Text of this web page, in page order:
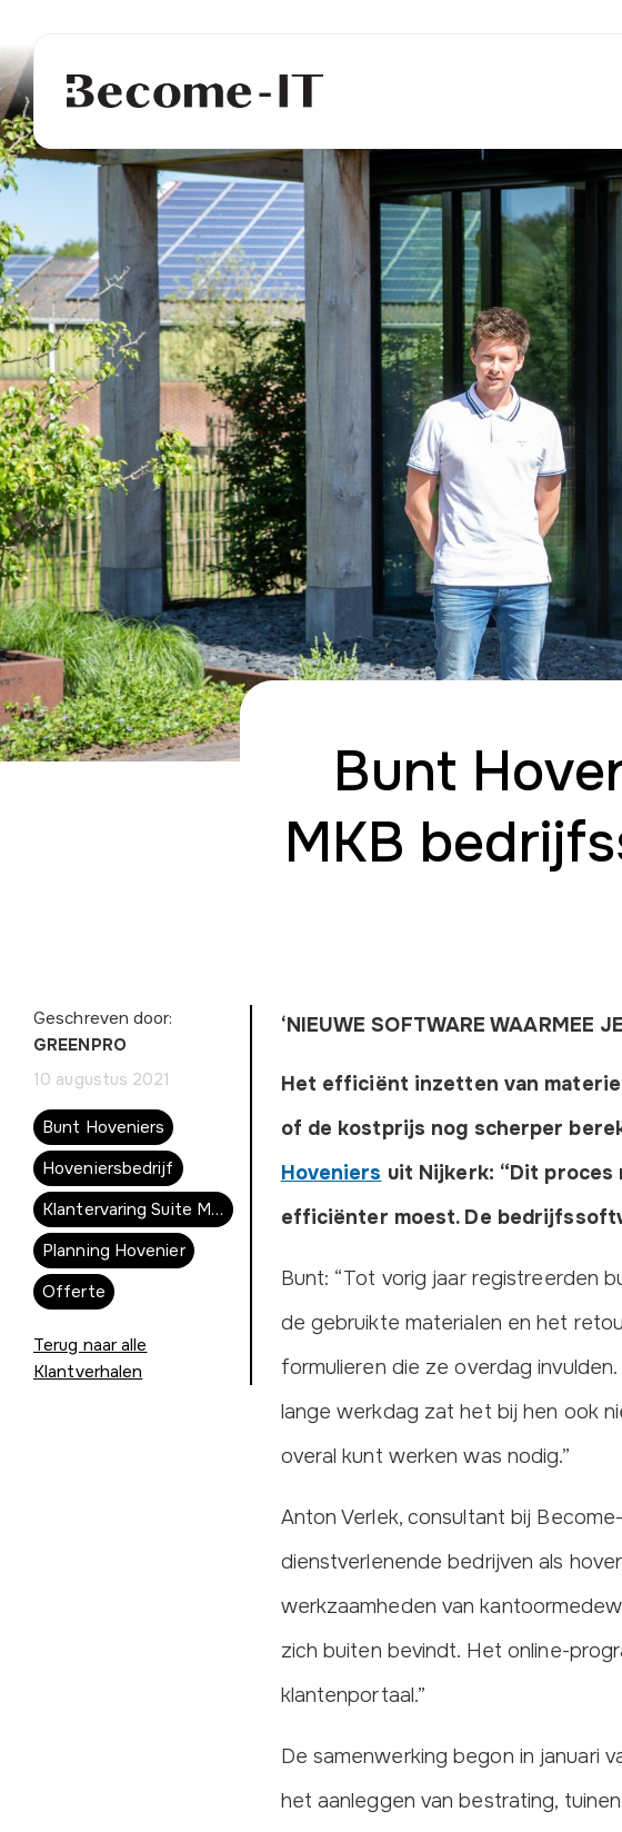
Bunt
MKB
Geschreven door:
GREENPRO
10 augustus 2021
Bunt Hoveniers
Hoveniersbedrijf
Klantervaring Suite MKB
Planning Hovenier
Offerte
Terug naar alle
Klantverhalen
‘NIEUWE SOFTWARE WAARMEE
Het efficiënt inzetten van
of de kostprijs nog scherper
Hoveniers uit Nijkerk: “Dit proces
efficiënter moest. De
Bunt: “Tot vorig jaar registreerden
de gebruikte materialen en het
formulieren die ze overdag
lange werkdag zat het bij hen ook
overal kunt werken was nodig.”
Anton Verlek, consultant bij
dienstverlenende bedrijven als
werkzaamheden van
zich buiten bevindt. Het online-
klantenportaal.”
De samenwerking begon in januari
het aanleggen van bestrating,